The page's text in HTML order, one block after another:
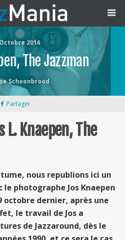
2016
The Jazzman
Schoonbrood
Partager
L. Knaepen, The
nous republions ici un
photographe Jos Knaepen
octobre dernier, après une
le travail de Jos a
de Jazzaround, dès le